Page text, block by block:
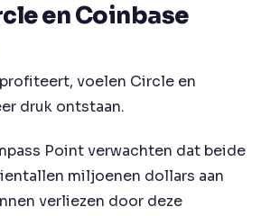
en Coinbase
voelen Circle en
druk ontstaan.
Point verwachten dat beide
miljoenen dollars aan
verliezen door deze